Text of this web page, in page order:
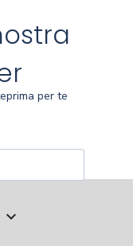
per te
